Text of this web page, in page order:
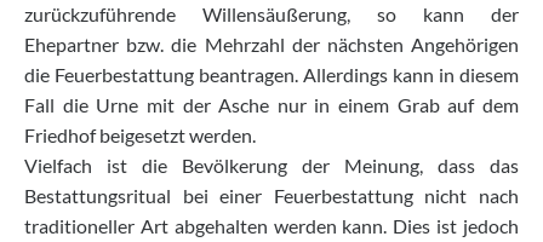
zurückzuführende Willensäußerung, so kann der
Ehepartner bzw. die Mehrzahl der nächsten Angehörigen
die Feuerbestattung beantragen. Allerdings kann in diesem
Fall die Urne mit der Asche nur in einem Grab auf dem
Friedhof beigesetzt werden.
Vielfach ist die Bevölkerung der Meinung, dass das
Bestattungsritual bei einer Feuerbestattung nicht nach
traditioneller Art abgehalten werden kann. Dies ist jedoch